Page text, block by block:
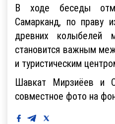
В ходе беседы
Самарканд, по праву
древних колыбелей
становится важным
и туристическим
Шавкат Мирзиёев и
совместное фото на